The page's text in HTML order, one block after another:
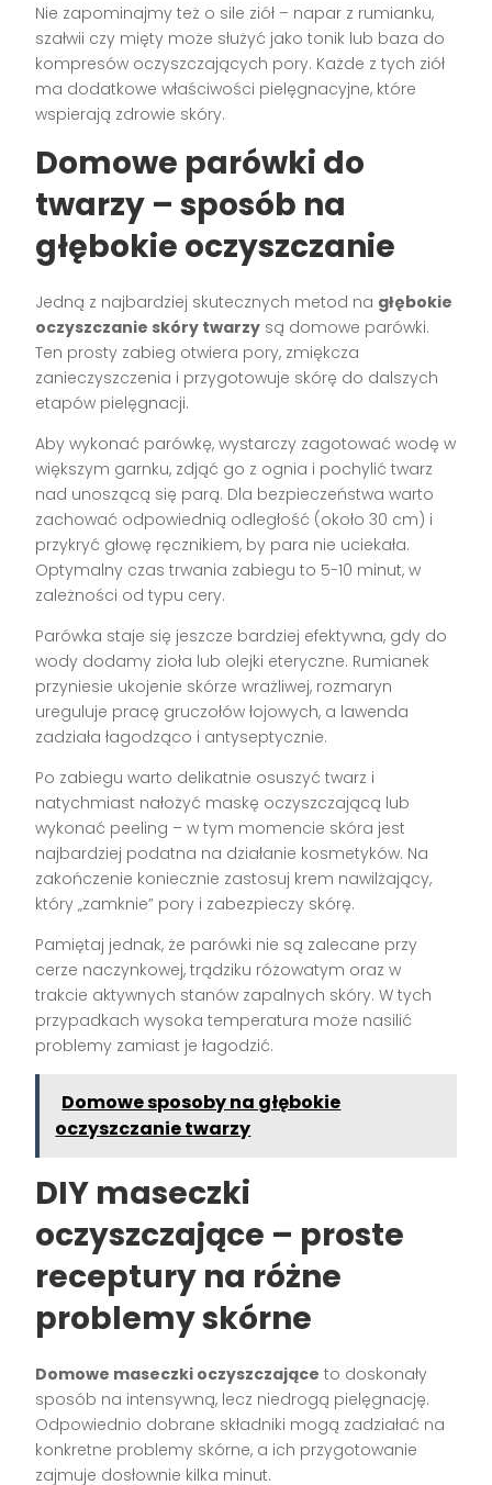
Nie zapominajmy też o sile ziół – napar z rumianku,
szałwii czy mięty może służyć jako tonik lub baza do
kompresów oczyszczających pory. Każde z tych ziół
ma dodatkowe właściwości pielęgnacyjne, które
wspierają zdrowie skóry.
Domowe parówki do
twarzy – sposób na
głębokie oczyszczanie
Jedną z najbardziej skutecznych metod na głębokie
oczyszczanie skóry twarzy są domowe parówki.
Ten prosty zabieg otwiera pory, zmiękcza
zanieczyszczenia i przygotowuje skórę do dalszych
etapów pielęgnacji.
Aby wykonać parówkę, wystarczy zagotować wodę w
większym garnku, zdjąć go z ognia i pochylić twarz
nad unoszącą się parą. Dla bezpieczeństwa warto
zachować odpowiednią odległość (około 30 cm) i
przykryć głowę ręcznikiem, by para nie uciekała.
Optymalny czas trwania zabiegu to 5-10 minut, w
zależności od typu cery.
Parówka staje się jeszcze bardziej efektywna, gdy do
wody dodamy zioła lub olejki eteryczne. Rumianek
przyniesie ukojenie skórze wrażliwej, rozmaryn
ureguluje pracę gruczołów łojowych, a lawenda
zadziała łagodząco i antyseptycznie.
Po zabiegu warto delikatnie osuszyć twarz i
natychmiast nałożyć maskę oczyszczającą lub
wykonać peeling – w tym momencie skóra jest
najbardziej podatna na działanie kosmetyków. Na
zakończenie koniecznie zastosuj krem nawilżający,
który „zamknie” pory i zabezpieczy skórę.
Pamiętaj jednak, że parówki nie są zalecane przy
cerze naczynkowej, trądziku różowatym oraz w
trakcie aktywnych stanów zapalnych skóry. W tych
przypadkach wysoka temperatura może nasilić
problemy zamiast je łagodzić.
Domowe sposoby na głębokie
oczyszczanie twarzy
DIY maseczki
oczyszczające – proste
receptury na różne
problemy skórne
Domowe maseczki oczyszczające to doskonały
sposób na intensywną, lecz niedrogą pielęgnację.
Odpowiednio dobrane składniki mogą zadziałać na
konkretne problemy skórne, a ich przygotowanie
zajmuje dosłownie kilka minut.